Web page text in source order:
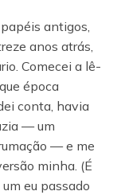
antigos,
anos atrás,
Comecei a lê-
época
conta, havia
— um
— e me
minha. (É
eu passado